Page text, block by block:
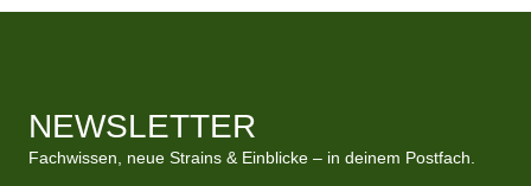
NEWSLETTER
Fachwissen, neue Strains & Einblicke – in deinem Postfach.